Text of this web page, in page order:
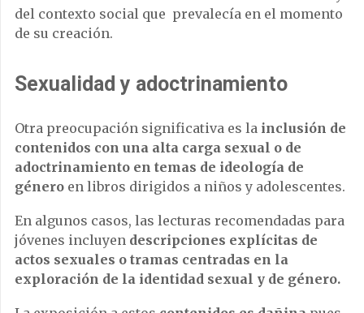
del contexto social que prevalecía en el momento
de su creación.
Sexualidad y adoctrinamiento
Otra preocupación significativa es la inclusión de
contenidos con una alta carga sexual o de
adoctrinamiento en temas de ideología de
género en libros dirigidos a niños y adolescentes.
En algunos casos, las lecturas recomendadas para
jóvenes incluyen descripciones explícitas de
actos sexuales o tramas centradas en la
exploración de la identidad sexual y de género.